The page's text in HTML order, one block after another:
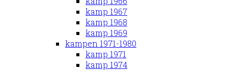
kamp 1967
kamp 1968
kamp 1969
kampen 1971-1980
kamp 1971
kamp 1974